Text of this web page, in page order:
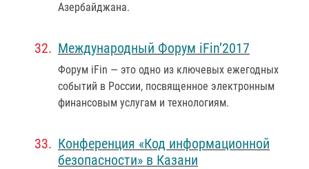
Азербайджана.
Международный Форум iFin’2017
Форум iFin — это одно из ключевых ежегодных
событий в России, посвященное электронным
финансовым услугам и технологиям.
Конференция «Код информационной
безопасности» в Казани